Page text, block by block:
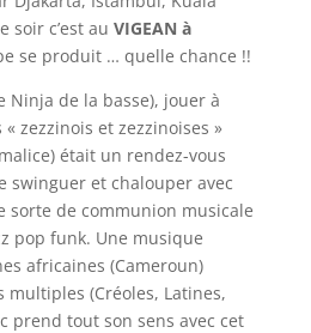
soir c’est au VIGEAN à
se produit … quelle chance !!
Ninja de la basse), jouer à
zezzinois et zezzinoises »
était un rendez-vous
swinguer et chalouper avec
sorte de communion musicale
pop funk. Une musique
africaines (Cameroun)
multiples (Créoles, Latines,
prend tout son sens avec cet